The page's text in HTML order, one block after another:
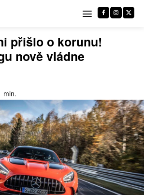
přišlo o korunu!
nově vládne
min.